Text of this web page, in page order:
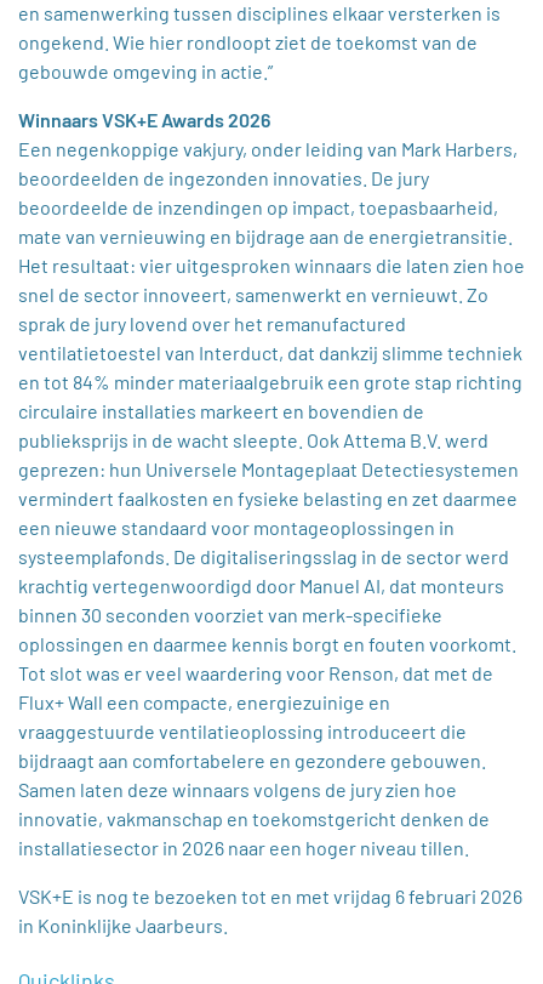
en samenwerking tussen disciplines elkaar versterken is
ongekend. Wie hier rondloopt ziet de toekomst van de
gebouwde omgeving in actie.”
Winnaars VSK+E Awards 2026
Een negenkoppige vakjury, onder leiding van Mark Harbers,
beoordeelden de ingezonden innovaties. De jury
beoordeelde de inzendingen op impact, toepasbaarheid,
mate van vernieuwing en bijdrage aan de energietransitie.
Het resultaat: vier uitgesproken winnaars die laten zien hoe
snel de sector innoveert, samenwerkt en vernieuwt. Zo
sprak de jury lovend over het remanufactured
ventilatietoestel van Interduct, dat dankzij slimme techniek
en tot 84% minder materiaalgebruik een grote stap richting
circulaire installaties markeert en bovendien de
publieksprijs in de wacht sleepte. Ook Attema B.V. werd
geprezen: hun Universele Montageplaat Detectiesystemen
vermindert faalkosten en fysieke belasting en zet daarmee
een nieuwe standaard voor montageoplossingen in
systeemplafonds. De digitaliseringsslag in de sector werd
krachtig vertegenwoordigd door Manuel AI, dat monteurs
binnen 30 seconden voorziet van merk‑specifieke
oplossingen en daarmee kennis borgt en fouten voorkomt.
Tot slot was er veel waardering voor Renson, dat met de
Flux+ Wall een compacte, energiezuinige en
vraaggestuurde ventilatieoplossing introduceert die
bijdraagt aan comfortabelere en gezondere gebouwen.
Samen laten deze winnaars volgens de jury zien hoe
innovatie, vakmanschap en toekomstgericht denken de
installatiesector in 2026 naar een hoger niveau tillen.
VSK+E is nog te bezoeken tot en met vrijdag 6 februari 2026
in Koninklijke Jaarbeurs.